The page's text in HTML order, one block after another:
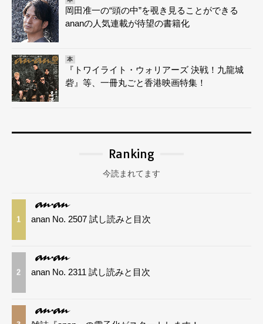
岡田准一の“頭の中”を覗き見ることができる
ananの人気連載が待望の書籍化
本
『トワイライト・ウォリアーズ 決戦！九龍城
砦』等、一冊丸ごと香港映画特集！
Ranking
今読まれてます
1 anan No. 2507 試し読みと目次
2 anan No. 2311 試し読みと目次